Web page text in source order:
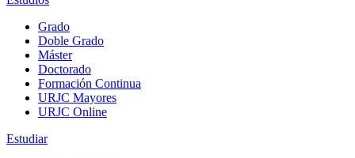
Grado
Doble Grado
Máster
Doctorado
Formación Continua
URJC Mayores
URJC Online
Estudiar